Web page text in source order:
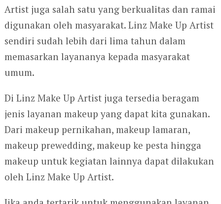
Artist juga salah satu yang berkualitas dan ramai
digunakan oleh masyarakat. Linz Make Up Artist
sendiri sudah lebih dari lima tahun dalam
memasarkan layananya kepada masyarakat
umum.
Di Linz Make Up Artist juga tersedia beragam
jenis layanan makeup yang dapat kita gunakan.
Dari makeup pernikahan, makeup lamaran,
makeup prewedding, makeup ke pesta hingga
makeup untuk kegiatan lainnya dapat dilakukan
oleh Linz Make Up Artist.